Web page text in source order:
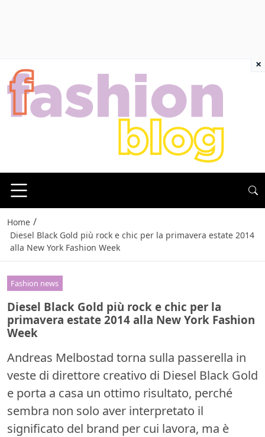
Home /
Diesel Black Gold più rock e chic per la primavera estate 2014
alla New York Fashion Week
Fashion news
Diesel Black Gold più rock e chic per la
primavera estate 2014 alla New York Fashion
Week
Andreas Melbostad torna sulla passerella in
veste di direttore creativo di Diesel Black Gold
e porta a casa un ottimo risultato, perché
sembra non solo aver interpretato il
significato del brand per cui lavora, ma è
×